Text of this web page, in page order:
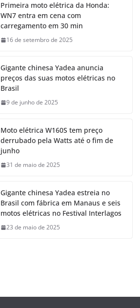
Primeira moto elétrica da Honda:
WN7 entra em cena com
carregamento em 30 min
16 de setembro de 2025
Gigante chinesa Yadea anuncia
preços das suas motos elétricas no
Brasil
9 de junho de 2025
Moto elétrica W160S tem preço
derrubado pela Watts até o fim de
junho
31 de maio de 2025
Gigante chinesa Yadea estreia no
Brasil com fábrica em Manaus e seis
motos elétricas no Festival Interlagos
23 de maio de 2025